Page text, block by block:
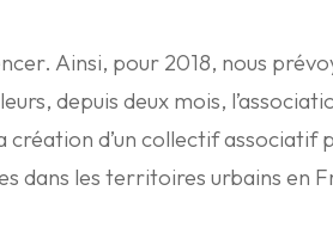
Ainsi, pour 2018, nous
depuis deux mois,
d’un collectif associatif
dans les territoires urbains en